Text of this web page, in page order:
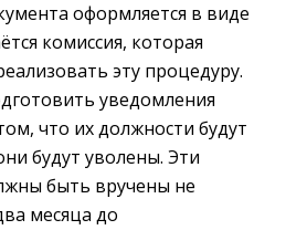
оформляется в виде
комиссия, которая
эту процедуру.
уведомления
что их должности будут
будут уволены. Эти
быть вручены не
месяца до